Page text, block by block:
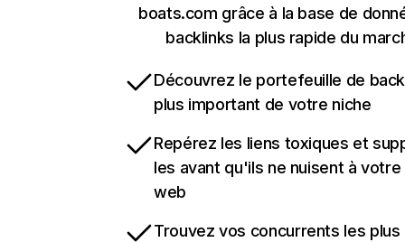
boats.com grâce à la base de
backlinks la plus rapide du
Découvrez le portefeuille de
plus important de votre niche
Repérez les liens toxiques et
les avant qu'ils ne nuisent à
web
Trouvez vos concurrents les